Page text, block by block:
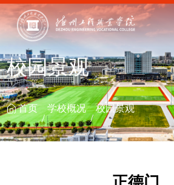
校园景观
首页 学校概况 校园景观